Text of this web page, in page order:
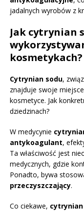
jadalnych wyrobów z
Jak cytrynian
kosmetykach?
Cytrynian sodu,
znajduje swoje
kosmetyce. Jak
dziedzinach?
W medycynie
antykoagulant,
Ta właściwość jest
medycznych, gdzie
Ponadto, bywa
przeczyszczający.
Co ciekawe,